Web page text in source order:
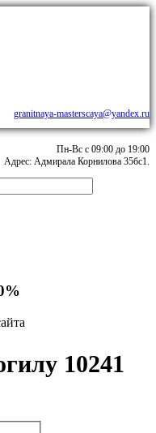
granitnaya-masterscaya@yandex.ru
Пн-Вс с 09:00 до 19:00
Адрес: Адмирала Корнилова 35бс1.
10241